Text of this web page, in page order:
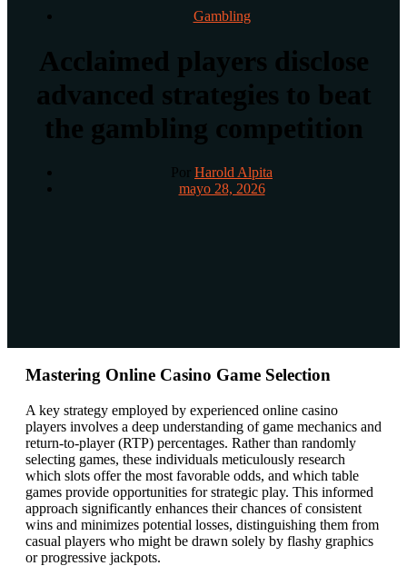
Gambling
Acclaimed players disclose
advanced strategies to beat
the gambling competition
Por Harold Alpita
mayo 28, 2026
Mastering Online Casino Game Selection
A key strategy employed by experienced online casino
players involves a deep understanding of game mechanics and
return-to-player (RTP) percentages. Rather than randomly
selecting games, these individuals meticulously research
which slots offer the most favorable odds, and which table
games provide opportunities for strategic play. This informed
approach significantly enhances their chances of consistent
wins and minimizes potential losses, distinguishing them from
casual players who might be drawn solely by flashy graphics
or progressive jackpots.